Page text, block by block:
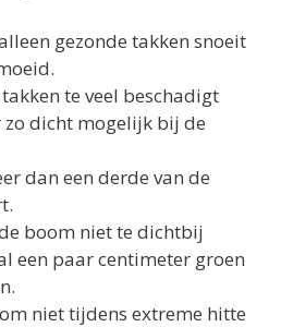
gezonde takken snoeit
te veel beschadigt
dicht mogelijk bij de
dan een derde van de
boom niet te dichtbij
een paar centimeter groen
niet tijdens extreme hitte